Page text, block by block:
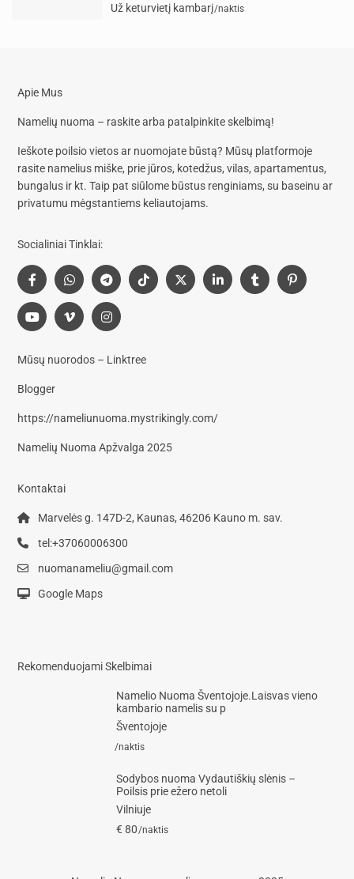
Už keturvietį kambarį/naktis
Apie Mus
Namelių nuoma – raskite arba patalpinkite skelbimą!
Ieškote poilsio vietos ar nuomojate būstą? Mūsų platformoje
rasite namelius miške, prie jūros, kotedžus, vilas, apartamentus,
bungalus ir kt. Taip pat siūlome būstus renginiams, su baseinu ar
privatumu mėgstantiems keliautojams.
Socialiniai Tinklai:
Mūsų nuorodos – Linktree
Blogger
https://nameliunuoma.mystrikingly.com/
Namelių Nuoma Apžvalga 2025
Kontaktai
Marvelės g. 147D-2, Kaunas, 46206 Kauno m. sav.
tel:+37060006300
nuomanameliu@gmail.com
Google Maps
Rekomenduojami Skelbimai
Namelio Nuoma Šventojoje.Laisvas vieno
kambario namelis su p
Šventojoje
/naktis
Sodybos nuoma Vydautiškių slėnis –
Poilsis prie ežero netoli
Vilniuje
€ 80/naktis